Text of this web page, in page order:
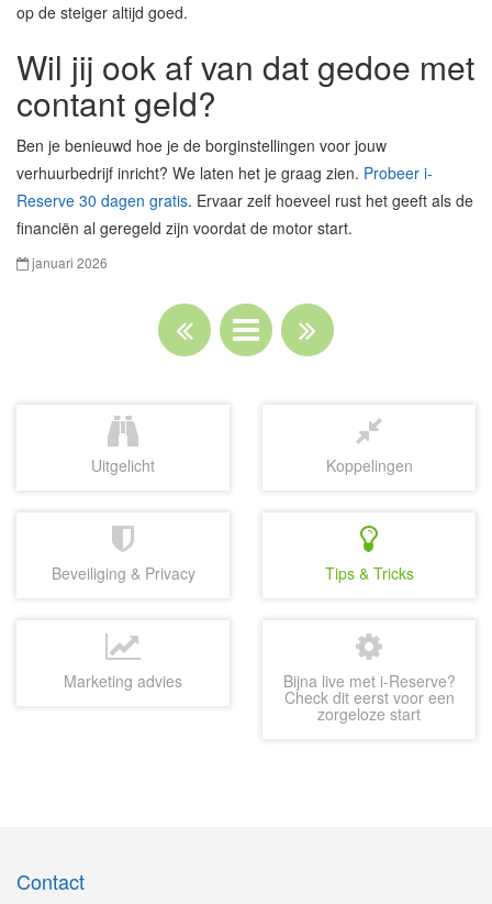
op de steiger altijd goed.
Wil jij ook af van dat gedoe met
contant geld?
Ben je benieuwd hoe je de borginstellingen voor jouw
verhuurbedrijf inricht? We laten het je graag zien. Probeer i-
Reserve 30 dagen gratis. Ervaar zelf hoeveel rust het geeft als de
financiën al geregeld zijn voordat de motor start.
januari 2026
Uitgelicht Koppelingen
Beveiliging & Privacy Tips & Tricks
Marketing advies Bijna live met i-Reserve?
Check dit eerst voor een
zorgeloze start
Contact